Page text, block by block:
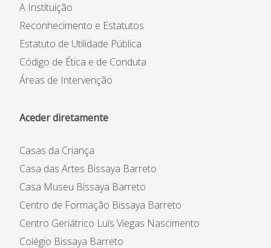
A Instituição
Reconhecimento e Estatutos
Estatuto de Utilidade Pública
Código de Ética e de Conduta
Áreas de Intervenção
Aceder diretamente
Casas da Criança
Casa das Artes Bissaya Barreto
Casa Museu Bissaya Barreto
Centro de Formação Bissaya Barreto
Centro Geriátrico Luís Viegas Nascimento
Colégio Bissaya Barreto